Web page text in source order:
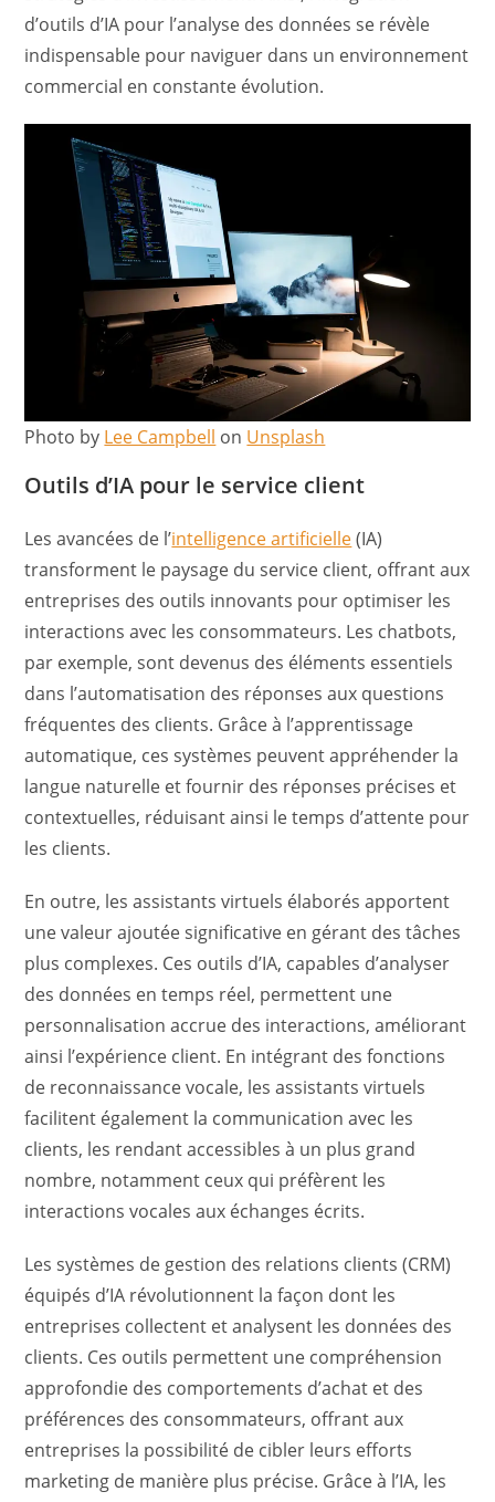
d’outils d’IA pour l’analyse des données se révèle
indispensable pour naviguer dans un environnement
commercial en constante évolution.
Photo by Lee Campbell on Unsplash
Outils d’IA pour le service client
Les avancées de l’intelligence artificielle(IA)
transforment le paysage du service client, offrant aux
entreprises des outils innovants pour optimiser les
interactions avec les consommateurs. Les chatbots,
par exemple, sont devenus des éléments essentiels
dans l’automatisation des réponses aux questions
fréquentes des clients. Grâce à l’apprentissage
automatique, ces systèmes peuvent appréhender la
langue naturelle et fournir des réponses précises et
contextuelles, réduisant ainsi le temps d’attente pour
les clients.
En outre, les assistants virtuels élaborés apportent
une valeur ajoutée significative en gérant des tâches
plus complexes. Ces outils d’IA, capables d’analyser
des données en temps réel, permettent une
personnalisation accrue des interactions, améliorant
ainsi l’expérience client. En intégrant des fonctions
de reconnaissance vocale, les assistants virtuels
facilitent également la communication avec les
clients, les rendant accessibles à un plus grand
nombre, notamment ceux qui préfèrent les
interactions vocales aux échanges écrits.
Les systèmes de gestion des relations clients (CRM)
équipés d’IA révolutionnent la façon dont les
entreprises collectent et analysent les données des
clients. Ces outils permettent une compréhension
approfondie des comportements d’achat et des
préférences des consommateurs, offrant aux
entreprises la possibilité de cibler leurs efforts
marketing de manière plus précise. Grâce à l’IA, les